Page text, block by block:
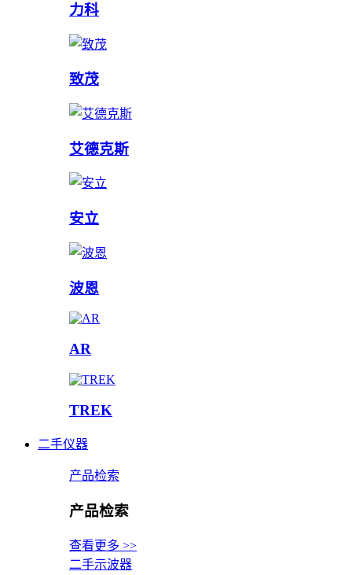
力科
致茂
艾德克斯
安立
波恩
AR
TREK
二手仪器
产品检索
产品检索
查看更多 >>
二手示波器